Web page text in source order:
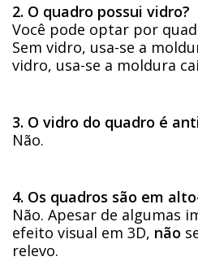
2. O quadro possui vidro?
Você pode optar por
Sem vidro, usa-se a
vidro, usa-se a moldura
3. O vidro do quadro é
Não.
4. Os quadros são em
Não. Apesar de algumas
efeito visual em 3D, não
relevo.